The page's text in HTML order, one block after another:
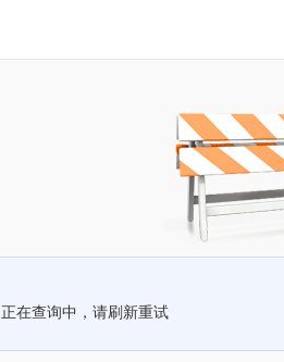
正在查询中，请刷新重试